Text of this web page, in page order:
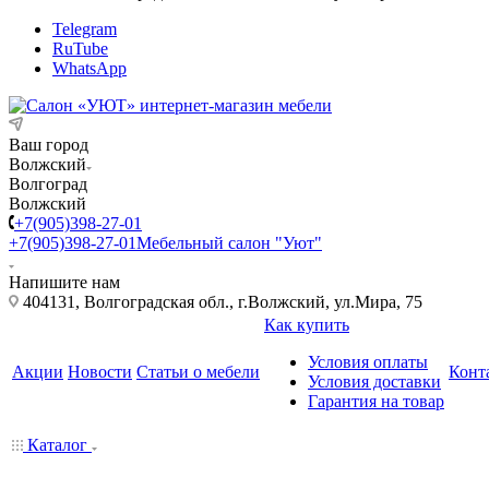
Telegram
RuTube
WhatsApp
Ваш город
Волжский
Волгоград
Волжский
+7(905)398-27-01
+7(905)398-27-01Мебельный салон "Уют"
Напишите нам
404131, Волгоградская обл., г.Волжский, ул.Мира, 75
Акции Новости Статьи о мебели
Как купить
Условия оплаты
Условия доставки
Гарантия на товар
Каталог